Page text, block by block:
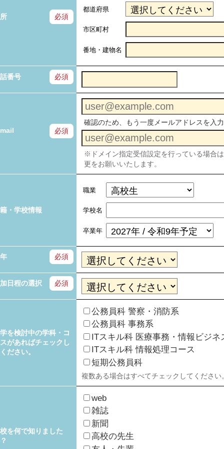
必須
都道府県
市区町村
番地・建物名
番号 必須
必須
確認のため、もう一度メールアドレスを入
※ドメイン指定受信設定を行っている場合
更をお願いいたします。
・学校情報
職業
学校名
卒業年
必須
日程の選択 必須
を検討中の学科・コ
があればチェックし
ださい。
公務員科 警察・消防系
公務員科 事務系
ITスキル科 医療事務・情報ビジネ
ITスキル科 情報処理コース
短期公務員科
複数ある場合はすべてチェックしてください
を何で知りました
web
雑誌
新聞
高校の先生